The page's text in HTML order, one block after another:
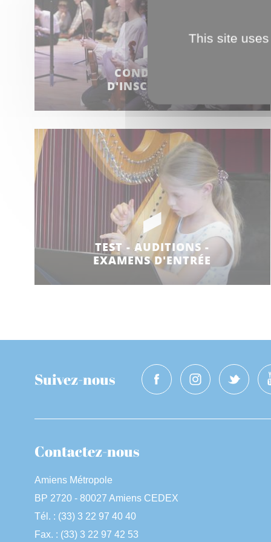
CONDITIONS
D'INSCRIPTION
TEST - AUDITIONS -
EXAMENS D'ENTRÉE
Suivez-nous
Contactez-nous
Amiens Métropole
BP 2720 - 80027 Amiens CEDEX
Tél. : (33) 3 22 97 40 40
Fax. : (33) 3 22 97 42 53
This site